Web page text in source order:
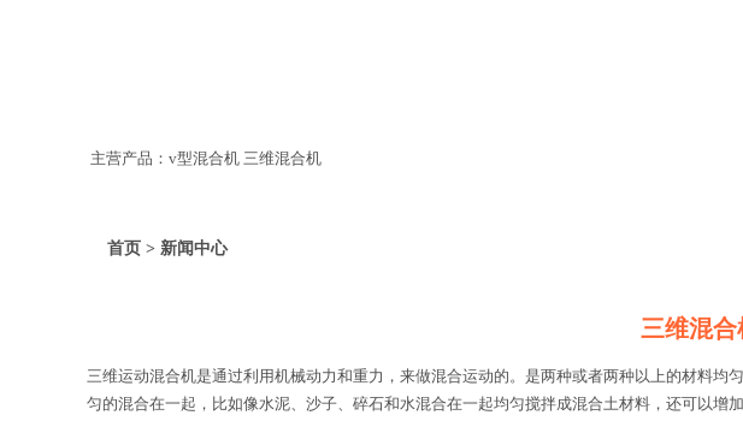
主营产品：v型混合机 三维混合机
首页 > 新闻中心
三维混
三维运动混合机是通过利用机械动力和重力，来做混合运动的。是两种或者两种以上的材料
匀的混合在一起，比如像水泥、沙子、碎石和水混合在一起均匀搅拌成混合土材料，还可以